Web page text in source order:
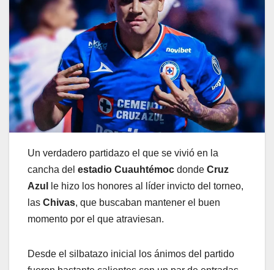
Un verdadero partidazo el que se vivió en la
cancha del estadio Cuauhtémoc donde Cruz
Azul
le hizo los honores al líder invicto del torneo,
las Chivas, que buscaban mantener el buen
momento por el que atraviesan.
Desde el silbatazo inicial los ánimos del partido